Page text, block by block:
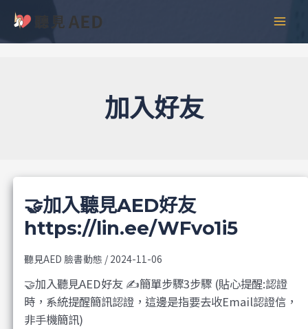
主
加入好友
🤝加入聽見AED好友
https://lin.ee/WFvo1i5
聽見AED 臉書動態 / 2024-11-06
🤝加入聽見AED好友 ✍️簡單步驟3步驟 (貼心提醒:認證
時，系統提醒簡訊認證，這邊是指要去收Email認證信，
非手機簡訊)
彙
整